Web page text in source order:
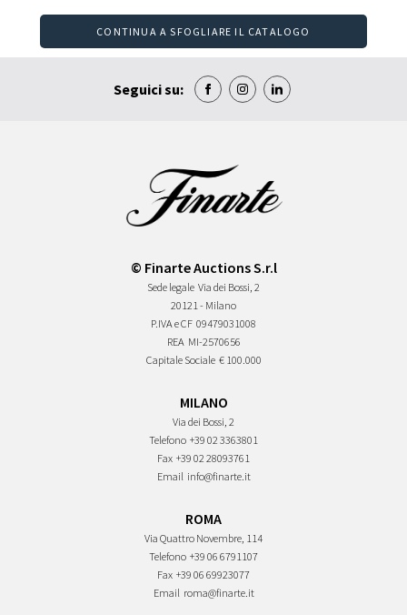
CONTINUA A SFOGLIARE IL CATALOGO
Seguici su:
© Finarte Auctions S.r.l
Sede legale Via dei Bossi, 2
20121 - Milano
P.IVA e CF 09479031008
REA MI-2570656
Capitale Sociale € 100.000
MILANO
Via dei Bossi, 2
Telefono +39 02 3363801
Fax +39 02 28093761
Email info@finarte.it
ROMA
Via Quattro Novembre, 114
Telefono +39 06 6791107
Fax +39 06 69923077
Email roma@finarte.it